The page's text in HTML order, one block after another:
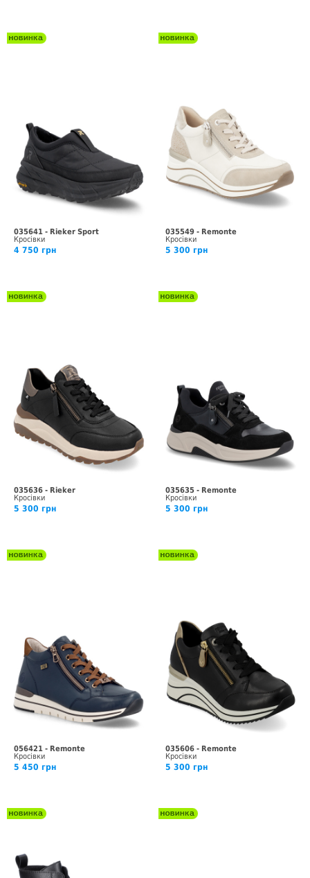
035641 - Rieker Sport
Кросівки
4 750 грн
035549 - Remonte
Кросівки
5 300 грн
035636 - Rieker
Кросівки
5 300 грн
035635 - Remonte
Кросівки
5 300 грн
056421 - Remonte
Кросівки
5 450 грн
035606 - Remonte
Кросівки
5 300 грн